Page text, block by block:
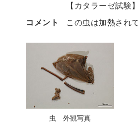
【カタラーゼ試
コメント
この虫は加熱され
虫 外観写真